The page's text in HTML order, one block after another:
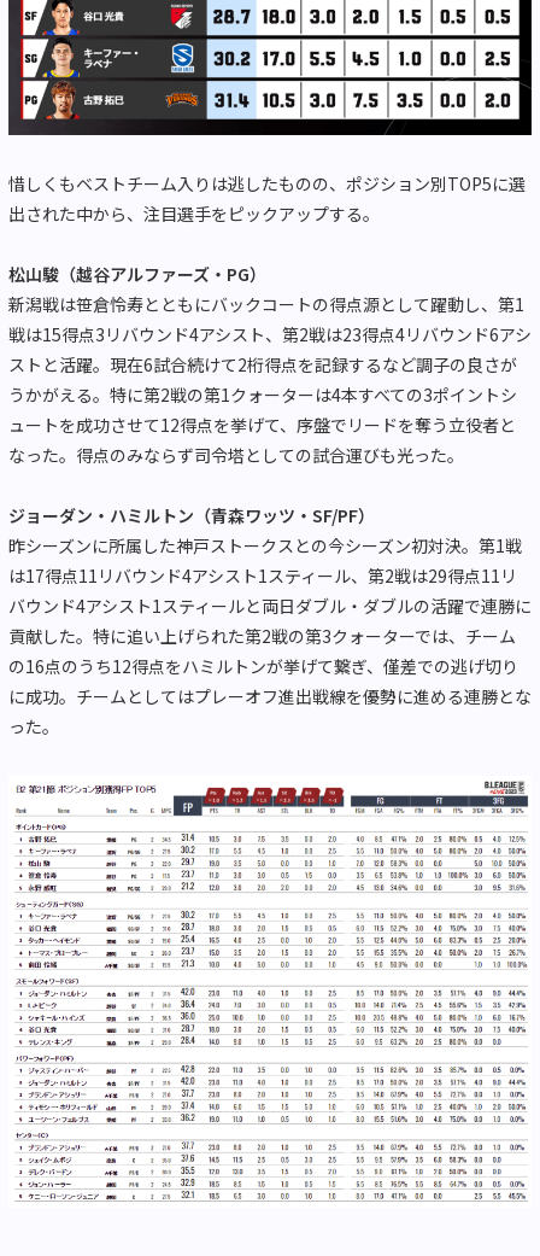
惜しくもベストチーム入りは逃したものの、ポジション別TOP5に選
出された中から、注目選手をピックアップする。
松山駿（越谷アルファーズ・PG）
新潟戦は笹倉怜寿とともにバックコートの得点源として躍動し、第1
戦は15得点3リバウンド4アシスト、第2戦は23得点4リバウンド6アシ
ストと活躍。現在6試合続けて2桁得点を記録するなど調子の良さが
うかがえる。特に第2戦の第1クォーターは4本すべての3ポイントシ
ュートを成功させて12得点を挙げて、序盤でリードを奪う立役者と
なった。得点のみならず司令塔としての試合運びも光った。
ジョーダン・ハミルトン（青森ワッツ・SF/PF）
昨シーズンに所属した神戸ストークスとの今シーズン初対決。第1戦
は17得点11リバウンド4アシスト1スティール、第2戦は29得点11リ
バウンド4アシスト1スティールと両日ダブル・ダブルの活躍で連勝に
貢献した。特に追い上げられた第2戦の第3クォーターでは、チーム
の16点のうち12得点をハミルトンが挙げて繋ぎ、僅差での逃げ切り
に成功。チームとしてはプレーオフ進出戦線を優勢に進める連勝とな
った。